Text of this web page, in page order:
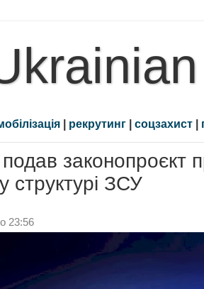
| рекрутинг | соцзахист |
законопроєкт
структурі ЗСУ
о 23:56